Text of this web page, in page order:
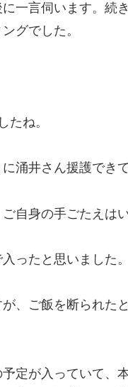
一言伺います。続
グでした。
たね。
涌井さん援護でき
自身の手ごたえは
ったと思いました。
、ご飯を断られた
定が入っていて、